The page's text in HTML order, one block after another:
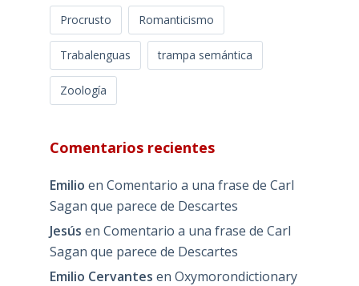
Procrusto Romanticismo
Trabalenguas trampa semántica
Zoología
Comentarios recientes
Emilio en Comentario a una frase de Carl
Sagan que parece de Descartes
Jesús en Comentario a una frase de Carl
Sagan que parece de Descartes
Emilio Cervantes en Oxymorondictionary